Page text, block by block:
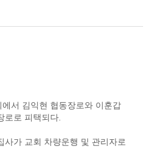
에서 김익현 협동장로와 이훈갑
로로 피택되다.
사가 교회 차량운행 및 관리자로